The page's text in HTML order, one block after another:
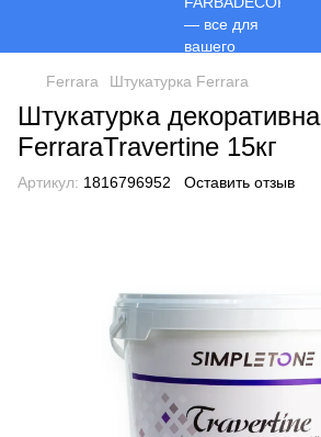
Ferrara Штукатурка Ferrara
Штукатурка декоративна
FerraraTravertine 15кг
Артикул: 1816796952 Оставить отзыв